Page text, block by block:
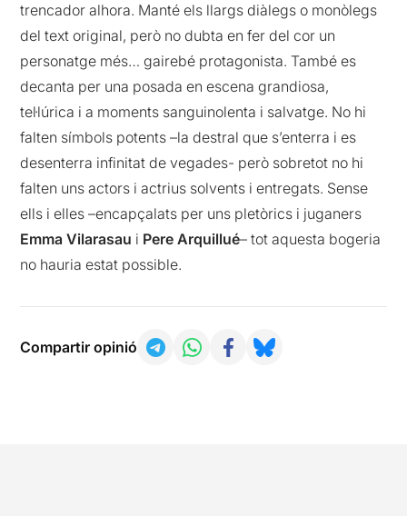
trencador alhora. Manté els llargs diàlegs o monòlegs
del text original, però no dubta en fer del cor un
personatge més… gairebé protagonista. També es
decanta per una posada en escena grandiosa,
tel·lúrica i a moments sanguinolenta i salvatge. No hi
falten símbols potents –la destral que s’enterra i es
desenterra infinitat de vegades- però sobretot no hi
falten uns actors i actrius solvents i entregats. Sense
ells i elles –encapçalats per uns pletòrics i juganers
Emma Vilarasau i Pere Arquillué– tot aquesta bogeria
no hauria estat possible.
Compartir opinió